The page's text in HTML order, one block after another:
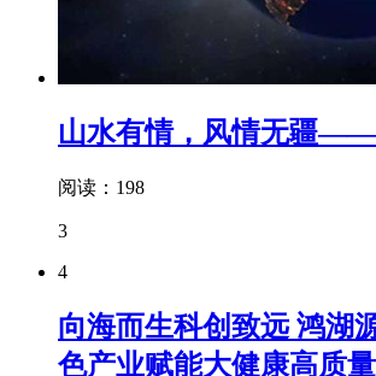
山水有情，风情无疆——
阅读：198
3
4
向海而生科创致远 鸿湖
色产业赋能大健康高质